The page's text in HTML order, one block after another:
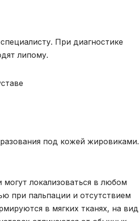
При диагностике
липому.
под кожей жировиками.
локализоваться в любом
при пальпации и отсутствием
в мягких тканях, на вид